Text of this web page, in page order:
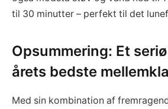
til 30 minutter – perfekt til det
Opsummering: Et
årets bedste
Med sin kombination af